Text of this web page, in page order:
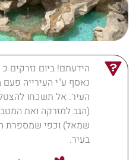
נאסף ע"י העירייה
העיר. אל תשכחו
(הגב למזרקה ואת
שמאל) וכפי שמספרת
בעיר.